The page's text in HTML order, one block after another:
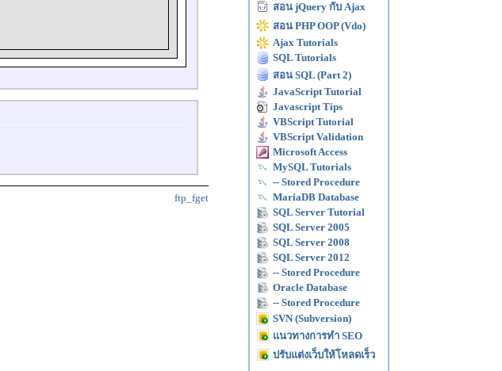
ftp_fget
สอน jQuery กับ Ajax
สอน PHP OOP (Vdo)
Ajax Tutorials
SQL Tutorials
สอน SQL (Part 2)
JavaScript Tutorial
Javascript Tips
VBScript Tutorial
VBScript Validation
Microsoft Access
MySQL Tutorials
-- Stored Procedure
MariaDB Database
SQL Server Tutorial
SQL Server 2005
SQL Server 2008
SQL Server 2012
-- Stored Procedure
Oracle Database
-- Stored Procedure
SVN (Subversion)
แนวทางการทำ SEO
ปรับแต่งเว็บให้โหลดเร็ว